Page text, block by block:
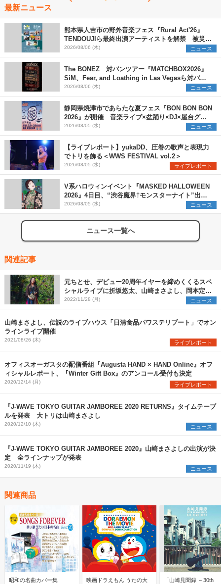
最新ニュース
熊本県人吉市の野外音楽フェス『Rural Act'26』
TENDOUJIら最終出演アーティストを解禁 被災地
支援プロジェクトの始動も発表
2026/08/06 (木) ニュース
The BONEZ 対バンツアー『MATCHBOX2026』
SiM、Fear, and Loathing in Las Vegasら対バン
アーティストを一斉解禁
2026/08/06 (木) ニュース
静岡県焼津市であらたな夏フェス『BON BON BON
2026』が開催 音楽ライブ×盆踊り×DJ×屋台グル
メ×ランタンナイトで彩る2日間
2026/08/05 (水) ニュース
【ライブレポート】yukaDD、圧巻の歌声と表現力
でトリを飾る＜WWS FESTIVAL vol.2＞
2026/08/05 (水) ライブレポート
V系ハロウィンイベント『MASKED HALLOWEEN
2026』4日目、“渋谷魔界†モンスターナイト”出演6
組を発表
2026/08/05 (水) ニュース
ニュース一覧へ
関連記事
元ちとせ、デビュー20周年イヤーを締めくくるスペ
シャルライブに折坂悠太、山崎まさよし、岡本定義
（COIL）のゲスト出演が決定
2022/11/28 (月) ニュース
山崎まさよし、伝説のライブハウス「日清食品パワステリブート」でオン
ラインライブ開催
2021/08/26 (木) ライブレポート
オフィスオーガスタの配信番組『Augusta HAND × HAND Online』オフ
ィシャルレポート、『Winter Gift Box』のアンコール受付も決定
2020/12/14 (月) ライブレポート
『J-WAVE TOKYO GUITAR JAMBOREE 2020 RETURNS』タイムテーブ
ルを発表 大トリは山崎まさよし
2020/12/10 (木) ニュース
『J-WAVE TOKYO GUITAR JAMBOREE 2020』山崎まさよしの出演が決
定 全ラインナップが発表
2020/11/19 (木) ニュース
関連商品
昭和の名曲カバー集
映画ドラえもん うたの大
「山崎見聞録 ～30th